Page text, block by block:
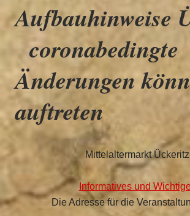
Aufbauhinweise
coronabedingte
Änderungen
auftreten
Mittelaltermarkt Ückeritz
Informatives und
Die Adresse für die